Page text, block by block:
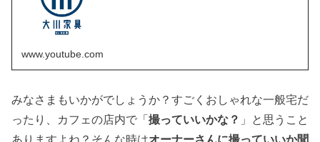
www.youtube.com
みなさまもいかがでしょうか？すごくおしゃれな一般宅だ
ったり、カフェの店内で「 撮っていいかな？ 」と思うこと